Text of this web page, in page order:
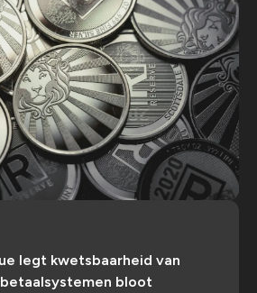
legt kwetsbaarheid van
bloot